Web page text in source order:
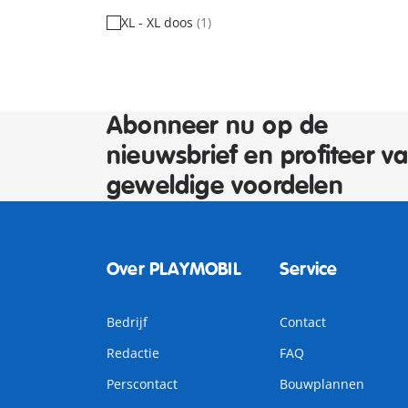
XL - XL doos (1)
Abonneer nu op de
nieuwsbrief en profiteer
geweldige voordelen
Over PLAYMOBIL
Bedrijf
Redactie
Perscontact
Service
Contact
FAQ
Bouwplannen